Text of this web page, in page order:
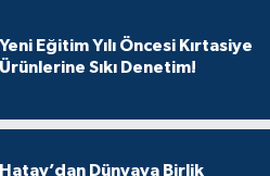
Yeni Eğitim Yılı Öncesi Kırtasiye
Ürünlerine Sıkı Denetim!
Hatay’dan Dünyaya Birlik